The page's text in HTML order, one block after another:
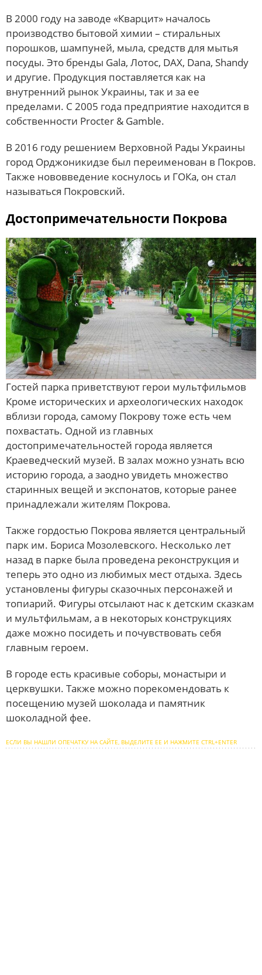
В 2000 году на заводе «Кварцит» началось
производство бытовой химии – стиральных
порошков, шампуней, мыла, средств для мытья
посуды. Это бренды Gala, Лотос, DAX, Dana, Shandy
и другие. Продукция поставляется как на
внутренний рынок Украины, так и за ее
пределами. С 2005 года предприятие находится в
собственности Procter & Gamble.
В 2016 году решением Верховной Рады Украины
город Орджоникидзе был переименован в Покров.
Также нововведение коснулось и ГОКа, он стал
называться Покровский.
Достопримечательности Покрова
Гостей парка приветствуют герои мультфильмов
Кроме исторических и археологических находок
вблизи города, самому Покрову тоже есть чем
похвастать. Одной из главных
достопримечательностей города является
Краеведческий музей. В залах можно узнать всю
историю города, а заодно увидеть множество
старинных вещей и экспонатов, которые ранее
принадлежали жителям Покрова.
Также гордостью Покрова является центральный
парк им. Бориса Мозолевского. Несколько лет
назад в парке была проведена реконструкция и
теперь это одно из любимых мест отдыха. Здесь
установлены фигуры сказочных персонажей и
топиарий. Фигуры отсылают нас к детским сказкам
и мультфильмам, а в некоторых конструкциях
даже можно посидеть и почувствовать себя
главным героем.
В городе есть красивые соборы, монастыри и
церквушки. Также можно порекомендовать к
посещению музей шоколада и памятник
шоколадной фее.
ЕСЛИ ВЫ НАШЛИ ОПЕЧАТКУ НА САЙТЕ, ВЫДЕЛИТЕ ЕЕ И НАЖМИТЕ CTRL+ENTER